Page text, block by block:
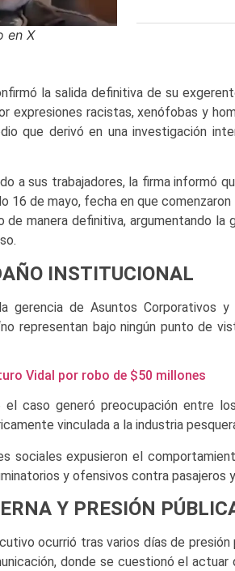
en X
la salida definitiva de su
expresiones racistas, xenófobas y
que derivó en una investigación
a sus trabajadores, la firma informó
16 de mayo, fecha en que
de manera definitiva, argumentando
INSTITUCIONAL
gerencia de Asuntos Corporativos
representan bajo ningún punto de
Vidal por robo de $50 millones
el caso generó preocupación entre
vinculada a la industria
sociales expusieron el
y ofensivos contra pasajeros
Y PRESIÓN
ocurrió tras varios días de
donde se cuestionó el